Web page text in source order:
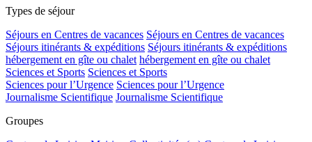
Types de séjour
Séjours en Centres de vacances Séjours en Centres de vacances
Séjours itinérants & expéditions Séjours itinérants & expéditions
hébergement en gîte ou chalet hébergement en gîte ou chalet
Sciences et Sports Sciences et Sports
Sciences pour l’Urgence Sciences pour l’Urgence
Journalisme Scientifique Journalisme Scientifique
Groupes